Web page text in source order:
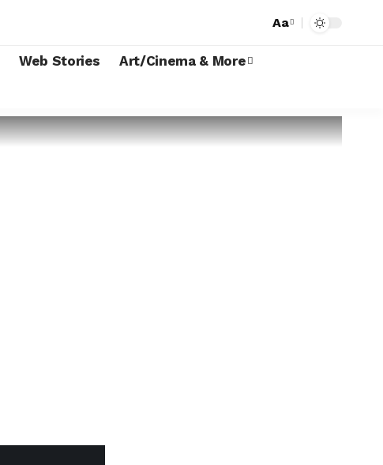
Aa
Web Stories
Art/Cinema & More